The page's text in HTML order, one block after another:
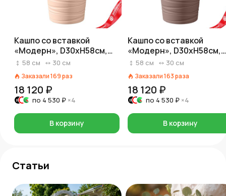
Кашпо со вставкой
«Модерн», D30xH58см,
15л, кремовый
58 см 30 см
Заказали169раз
18 120 ₽
по 4 530 ₽ ×4
В корзину
Кашпо со вставкой
«Модерн», D30xH58см,
15л, коричневый
58 см 30 см
Заказали163раза
18 120 ₽
по 4 530 ₽ ×4
В корзину
Статьи